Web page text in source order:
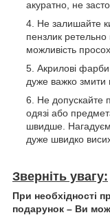
акуратно, не
Не залишайте
пензлик ретельно
можливість
Акрилові
дуже важко змити
Не допускайте
одязі або
швидше.
дуже швидко
Зверніть увагу:
При необхідності
подарунок – Ви